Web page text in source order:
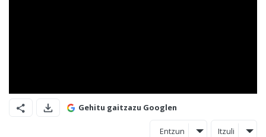
Gehitu gaitzazu Googlen
Entzun Itzuli